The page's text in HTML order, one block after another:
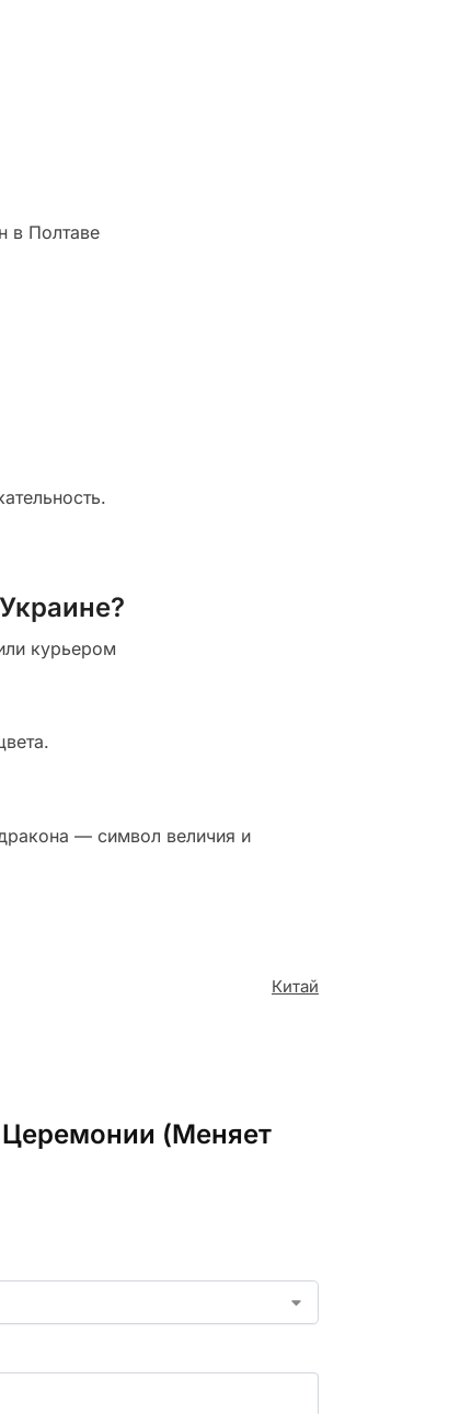
в Полтаве
курьером
— символ величия и
Китай
Церемонии (Меняет